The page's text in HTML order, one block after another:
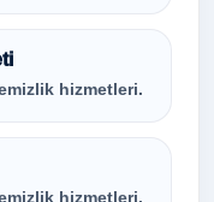
hizmetleri.
hizmetleri.